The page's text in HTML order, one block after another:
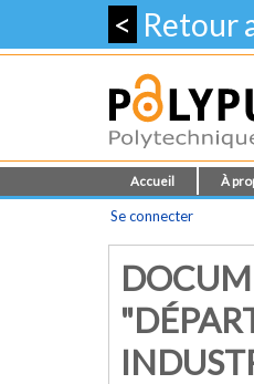
< Retour
Accueil À
Se connecter